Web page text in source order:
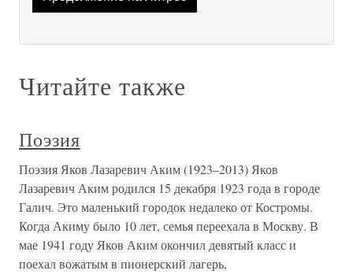
Читайте также
Поэзия
Поэзия Яков Лазаревич Аким (1923–2013) Яков
Лазаревич Аким родился 15 декабря 1923 года в городе
Галич. Это маленький городок недалеко от Костромы.
Когда Акиму было 10 лет, семья переехала в Москву. В
мае 1941 году Яков Аким окончил девятый класс и
поехал вожатым в пионерский лагерь,